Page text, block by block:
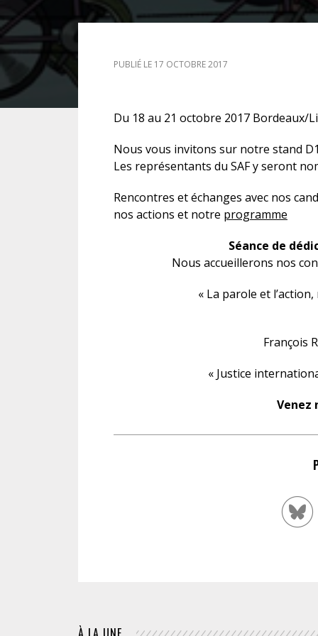
DROIT DES MINEURS
DROIT INTERNATIONAL
PUBLIÉ LE 17 OCTOBRE 2017
Du 18 au 21 octobre 2017 Bordeaux/
Nous vous invitons sur notre stand
Les représentants du SAF y seront
Rencontres et échanges avec nos
nos actions et notre programme
Séance de
Nous accueillerons nos
« La parole et
François
« Justice
Venez